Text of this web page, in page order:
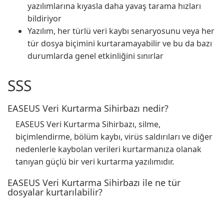
yazılımlarına kıyasla daha yavaş tarama hızları
bildiriyor
Yazılım, her türlü veri kaybı senaryosunu veya her
tür dosya biçimini kurtaramayabilir ve bu da bazı
durumlarda genel etkinliğini sınırlar
SSS
EASEUS Veri Kurtarma Sihirbazı nedir?
EASEUS Veri Kurtarma Sihirbazı, silme,
biçimlendirme, bölüm kaybı, virüs saldırıları ve diğer
nedenlerle kaybolan verileri kurtarmanıza olanak
tanıyan güçlü bir veri kurtarma yazılımıdır.
EASEUS Veri Kurtarma Sihirbazı ile ne tür
dosyalar kurtarılabilir?